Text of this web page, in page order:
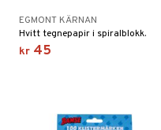
EGMONT KÄRNAN
Hvitt tegnepapir i spiralblokk.
kr 45